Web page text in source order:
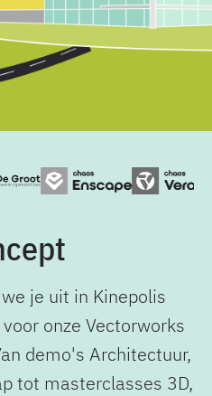
je uit in Kinepolis
onze Vectorworks
demo's Architectuur,
tot masterclasses 3D,